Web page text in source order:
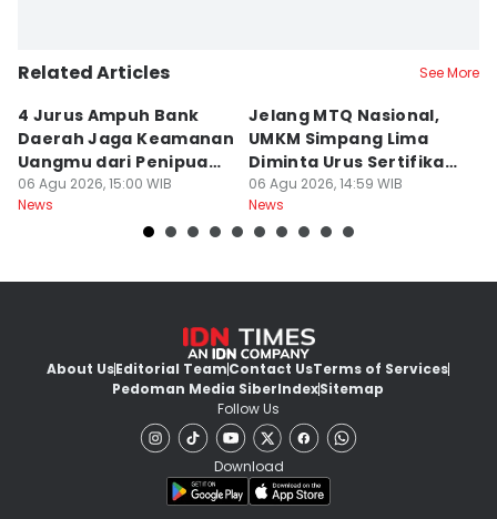
Related Articles See More
4 Jurus Ampuh Bank
Daerah Jaga Keamanan
Uangmu dari Penipuan
Digital
06 Agu 2026, 15:00 WIB
News
Jelang MTQ Nasional,
UMKM Simpang Lima
Diminta Urus Sertifikat
Halal
06 Agu 2026, 14:59 WIB
News
About UsEditorial TeamContact UsTerms of Services
Pedoman Media SiberIndexSitemap
Follow Us
Download